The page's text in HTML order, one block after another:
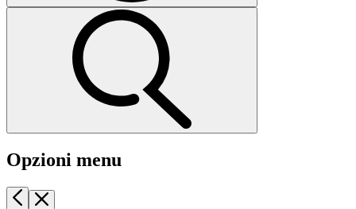
Opzioni menu